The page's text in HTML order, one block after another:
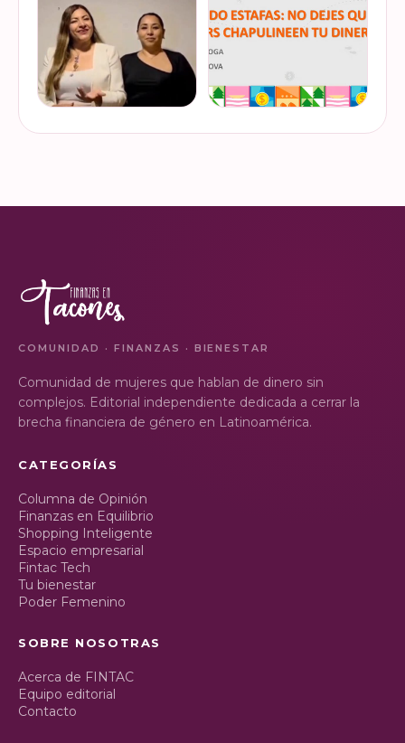
de tus finanzas en la serie
de "Mu…
VER EN
INSTAGRAM
ahorro o aguinaldo, es un
dinero…
VER EN
INSTAGRAM
de la Semana Nacional de
que los hackers
COMUNIDAD · FINANZAS · BIENESTAR
Comunidad de mujeres que hablan de dinero sin
complejos. Editorial independiente dedicada a cerrar la
brecha financiera de género en Latinoamérica.
CATEGORÍAS
Columna de Opinión
Finanzas en Equilibrio
Shopping Inteligente
Espacio empresarial
Fintac Tech
Tu bienestar
Poder Femenino
SOBRE NOSOTRAS
Acerca de FINTAC
Equipo editorial
Contacto